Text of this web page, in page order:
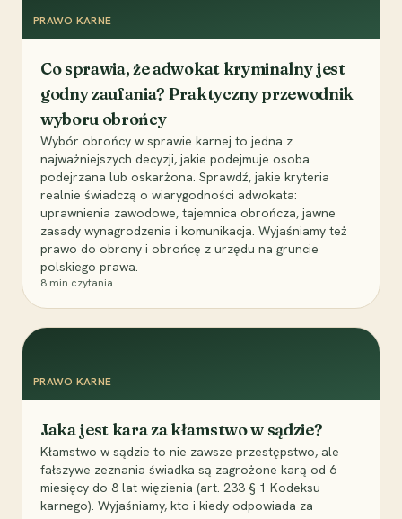
PRAWO KARNE
Co sprawia, że adwokat kryminalny jest
godny zaufania? Praktyczny przewodnik
wyboru obrońcy
Wybór obrońcy w sprawie karnej to jedna z
najważniejszych decyzji, jakie podejmuje osoba
podejrzana lub oskarżona. Sprawdź, jakie kryteria
realnie świadczą o wiarygodności adwokata:
uprawnienia zawodowe, tajemnica obrończa, jawne
zasady wynagrodzenia i komunikacja. Wyjaśniamy też
prawo do obrony i obrońcę z urzędu na gruncie
polskiego prawa.
8 min czytania
PRAWO KARNE
Jaka jest kara za kłamstwo w sądzie?
Kłamstwo w sądzie to nie zawsze przestępstwo, ale
fałszywe zeznania świadka są zagrożone karą od 6
miesięcy do 8 lat więzienia (art. 233 § 1 Kodeksu
karnego). Wyjaśniamy, kto i kiedy odpowiada za